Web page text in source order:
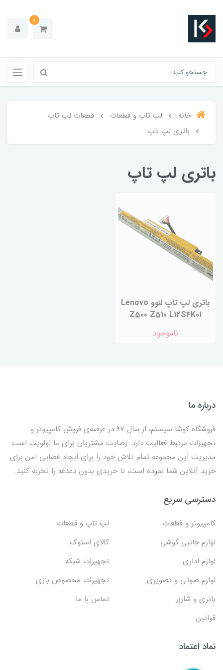
0
خانه لپ تاپ و قطعات
قطعات لپ تاپ
باتری لپ تاپ
باتری لپ تاپ
باتری لپ تاپ لنوو Lenovo
Z500 Z510 L12S4K01
ناموجود
درباره ما
فروشگاه کوشا سیستم، از سال 97 در عرصه‌ی فروش کامپیوتر و
تجهیزات مرتبط فعالیت دارد. رضایت مشتریان برای ما اولویت است.
مدیریت این مجموعه تمام تلاش خود را برای ایجاد فضایی امن برای
خرید آنلاین شما نموده است، تا خریدی بدون دغدغه را تجربه کنید.
دسترسی سریع
کامپیوتر و قطعات
لپ تاپ و قطعات
لوازم جانبی گوشی
کالای استوک
لوازم اداری
تجهیزات شبکه
لوازم صوتی و تصویری
تجهیزات مخصوص بازی
باتری و شارژر
تماس با ما
قوانین
نماد اعتماد